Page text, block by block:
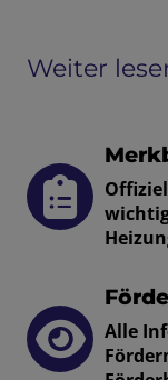
Weiter
Alle